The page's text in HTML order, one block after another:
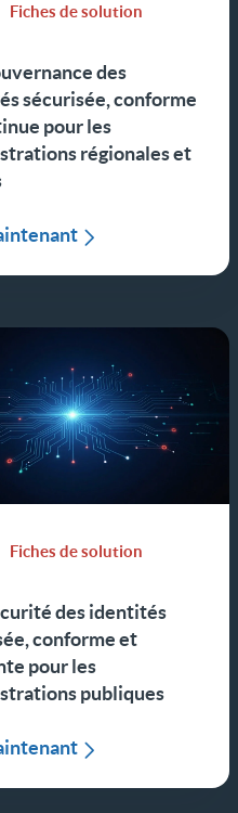
Fiches de solution
des
sécurisée, conforme
pour les
régionales et
Fiches de solution
des identités
conforme et
pour les
publiques